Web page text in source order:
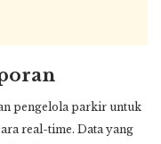
pengelola parkir untuk
real-time. Data yang